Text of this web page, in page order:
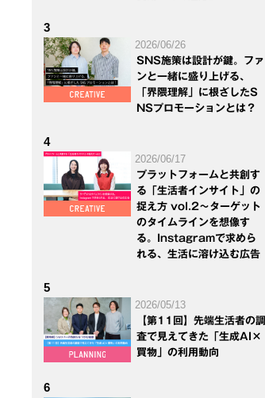
3
2026/06/26
SNS施策は設計が鍵。ファ
ンと一緒に盛り上げる、
「界隈理解」に根ざしたS
NSプロモーションとは？
4
2026/06/17
プラットフォームと共創す
る「生活者インサイト」の
捉え方 vol.2～ターゲット
のタイムラインを想像す
る。Instagramで求めら
れる、生活に溶け込む広告
5
2026/05/13
【第11回】先端生活者の調
査で見えてきた「生成AI×
買物」の利用動向
6